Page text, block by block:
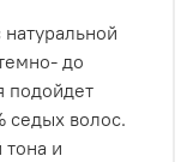
до
подойдет
седых волос.
и